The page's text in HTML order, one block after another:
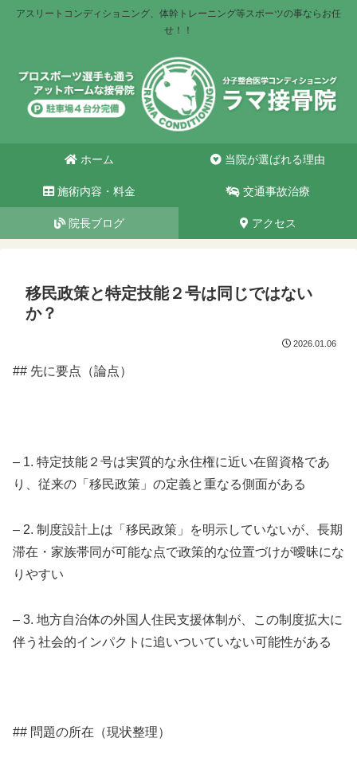
アスリートコンディショニング、体幹トレーニング等スポーツの事ならお任
せ！！
ホーム 当院が選ばれる理由
施術内容・料金 交通事故治療
院長ブログ アクセス
移民政策と特定技能２号は同じではない
か？
2026.01.06
## 先に要点（論点）
– 1. 特定技能２号は実質的な永住権に近い在留資格であ
り、従来の「移民政策」の定義と重なる側面がある
– 2. 制度設計上は「移民政策」を明示していないが、長期
滞在・家族帯同が可能な点で政策的な位置づけが曖昧にな
りやすい
– 3. 地方自治体の外国人住民支援体制が、この制度拡大に
伴う社会的インパクトに追いついていない可能性がある
## 問題の所在（現状整理）